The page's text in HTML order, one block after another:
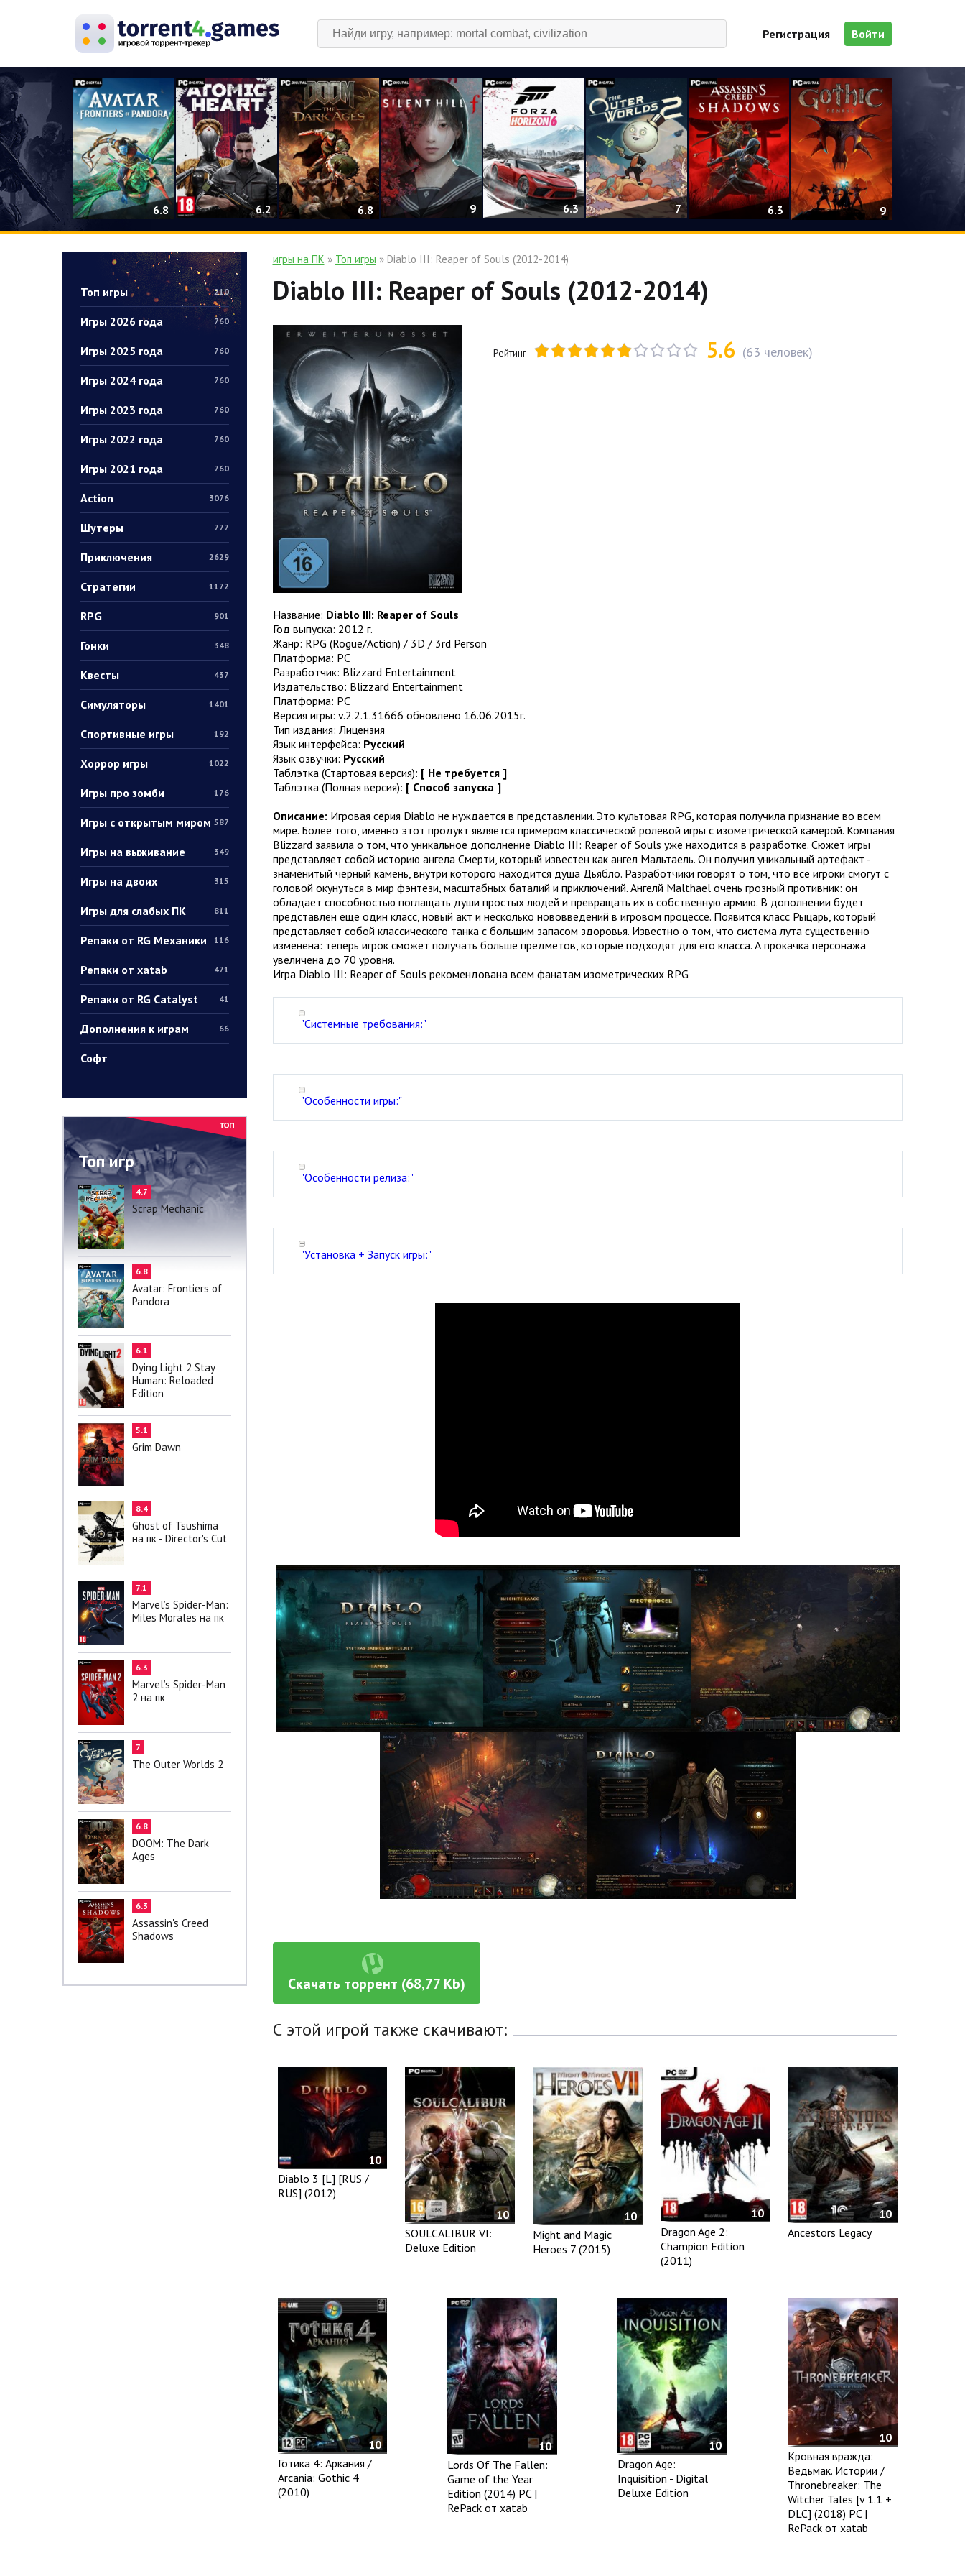
Регистрация Войти
6.8 6.2 6.8 9 6.3 7 6.3 9
Топ игры 210
Игры 2026 года 760
Игры 2025 года 760
Игры 2024 года 760
Игры 2023 года 760
Игры 2022 года 760
Игры 2021 года 760
Action 3076
Шутеры 777
Приключения 2629
Стратегии 1172
RPG 901
Гонки 348
Квесты 437
Симуляторы 1401
Спортивные игры 192
Хоррор игры 1022
Игры про зомби 176
Игры с открытым миром 587
Игры на выживание 349
Игры на двоих 315
Игры для слабых ПК 811
Репаки от RG Механики 116
Репаки от xatab 471
Репаки от RG Catalyst 41
Дополнения к играм 66
Софт
Топ игр
4.7
Scrap Mechanic
6.8
Avatar: Frontiers of
Pandora
6.1
Dying Light 2 Stay
Human: Reloaded
Edition
5.1
Grim Dawn
8.4
Ghost of Tsushima
на пк - Director's Cut
7.1
Marvel’s Spider-Man:
Miles Morales на пк
6.3
Marvel’s Spider-Man
2 на пк
7
The Outer Worlds 2
6.8
DOOM: The Dark
Ages
6.3
Assassin's Creed
Shadows
игры на ПК » Топ игры » Diablo III: Reaper of Souls (2012-2014)
Diablo III: Reaper of Souls (2012-2014)
Рейтинг 5.6 (63 человек)
Название: Diablo III: Reaper of Souls
Год выпуска: 2012 г.
Жанр: RPG (Rogue/Action) / 3D / 3rd Person
Платформа: РС
Разработчик: Blizzard Entertainment
Издательство: Blizzard Entertainment
Платформа: PC
Версия игры: v.2.2.1.31666 обновлено 16.06.2015г.
Тип издания: Лицензия
Язык интерфейса: Русский
Язык озвучки: Русский
Таблэтка (Стартовая версия): [ Не требуется ]
Таблэтка (Полная версия): [ Способ запуска ]
Описание: Игровая серия Diablo не нуждается в представлении. Это культовая RPG, которая получила признание во всем
мире. Более того, именно этот продукт является примером классической ролевой игры с изометрической камерой. Компания
Blizzard заявила о том, что уникальное дополнение Diablo III: Reaper of Souls уже находится в разработке. Сюжет игры
представляет собой историю ангела Смерти, который известен как ангел Мальтаель. Он получил уникальный артефакт -
знаменитый черный камень, внутри которого находится душа Дьябло. Разработчики говорят о том, что все игроки смогут с
головой окунуться в мир фэнтези, масштабных баталий и приключений. Ангелй Malthael очень грозный противник: он
обладает способностью поглащать души простых людей и превращать их в собственную армию. В дополнении будет
представлен еще один класс, новый акт и несколько нововведений в игровом процессе. Появится класс Рыцарь, который
представляет собой классического танка с большим запасом здоровья. Известно о том, что система лута существенно
изменена: теперь игрок сможет получать больше предметов, которые подходят для его класса. А прокачка персонажа
увеличена до 70 уровня.
Игра Diablo III: Reaper of Souls рекомендована всем фанатам изометрических RPG
"Системные требования:"
"Особенности игры:"
"Особенности релиза:"
"Установка + Запуск игры:"
Скачать торрент (68,77 Kb)
С этой игрой также скачивают:
10
Diablo 3 [L] [RUS /
RUS] (2012)
10
SOULCALIBUR VI:
Deluxe Edition
10
Might and Magic
Heroes 7 (2015)
10
Dragon Age 2:
Champion Edition
(2011)
10
Ancestors Legacy
10
Готика 4: Аркания /
Arcania: Gothic 4
(2010)
10
Lords Of The Fallen:
Game of the Year
Edition (2014) PC |
RePack от xatab
10
Dragon Age:
Inquisition - Digital
Deluxe Edition
10
Кровная вражда:
Ведьмак. Истории /
Thronebreaker: The
Witcher Tales [v 1.1 +
DLC] (2018) PC |
RePack от xatab